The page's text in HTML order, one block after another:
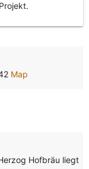
Map
Hofbräu liegt